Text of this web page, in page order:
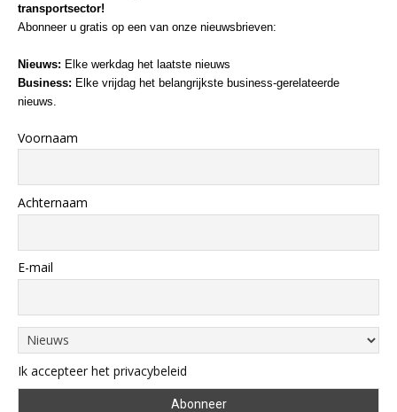
transportsector!
Abonneer u gratis op een van onze nieuwsbrieven:
Nieuws: Elke werkdag het laatste nieuws
Business: Elke vrijdag het belangrijkste business-gerelateerde
nieuws.
Voornaam
Achternaam
E-mail
Ik accepteer het privacybeleid